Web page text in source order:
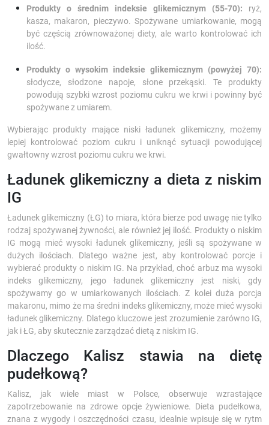
Produkty o średnim indeksie glikemicznym (55-70): ryż,
kasza, makaron, pieczywo. Spożywane umiarkowanie, mogą
być częścią zrównoważonej diety, ale warto kontrolować ich
ilość.
Produkty o wysokim indeksie glikemicznym (powyżej 70):
słodycze, słodzone napoje, słone przekąski. Te produkty
powodują szybki wzrost poziomu cukru we krwi i powinny być
spożywane z umiarem.
Wybierając produkty mające niski ładunek glikemiczny, możemy
lepiej kontrolować poziom cukru i uniknąć sytuacji powodującej
gwałtowny wzrost poziomu cukru we krwi.
Ładunek glikemiczny a dieta z niskim
IG
Ładunek glikemiczny (ŁG) to miara, która bierze pod uwagę nie tylko
rodzaj spożywanej żywności, ale również jej ilość. Produkty o niskim
IG mogą mieć wysoki ładunek glikemiczny, jeśli są spożywane w
dużych ilościach. Dlatego ważne jest, aby kontrolować porcje i
wybierać produkty o niskim IG. Na przykład, choć arbuz ma wysoki
indeks glikemiczny, jego ładunek glikemiczny jest niski, gdy
spożywamy go w umiarkowanych ilościach. Z kolei duża porcja
makaronu, mimo że ma średni indeks glikemiczny, może mieć wysoki
ładunek glikemiczny. Dlatego kluczowe jest zrozumienie zarówno IG,
jak i ŁG, aby skutecznie zarządzać dietą z niskim IG.
Dlaczego Kalisz stawia na dietę
pudełkową?
Kalisz, jak wiele miast w Polsce, obserwuje wzrastające
zapotrzebowanie na zdrowe opcje żywieniowe. Dieta pudełkowa,
znana z wygody i oszczędności czasu, idealnie wpisuje się w rytm